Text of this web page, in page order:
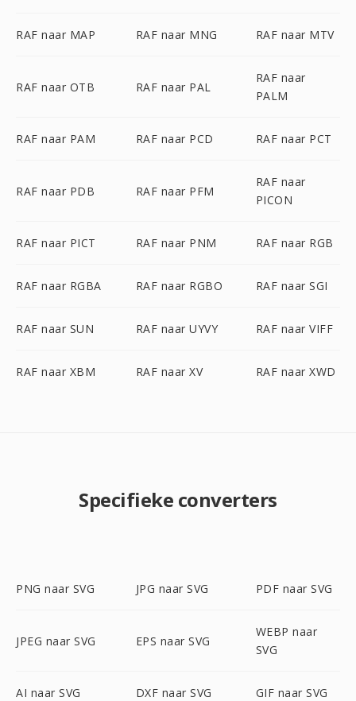
RAF naar MAP RAF naar MNG RAF naar MTV
RAF naar OTB RAF naar PAL
RAF naar
PALM
RAF naar PAM RAF naar PCD RAF naar PCT
RAF naar PDB RAF naar PFM
RAF naar
PICON
RAF naar PICT RAF naar PNM RAF naar RGB
RAF naar RGBA RAF naar RGBO RAF naar SGI
RAF naar SUN RAF naar UYVY RAF naar VIFF
RAF naar XBM RAF naar XV RAF naar XWD
Specifieke converters
PNG naar SVG JPG naar SVG PDF naar SVG
JPEG naar SVG EPS naar SVG
WEBP naar
SVG
AI naar SVG DXF naar SVG GIF naar SVG